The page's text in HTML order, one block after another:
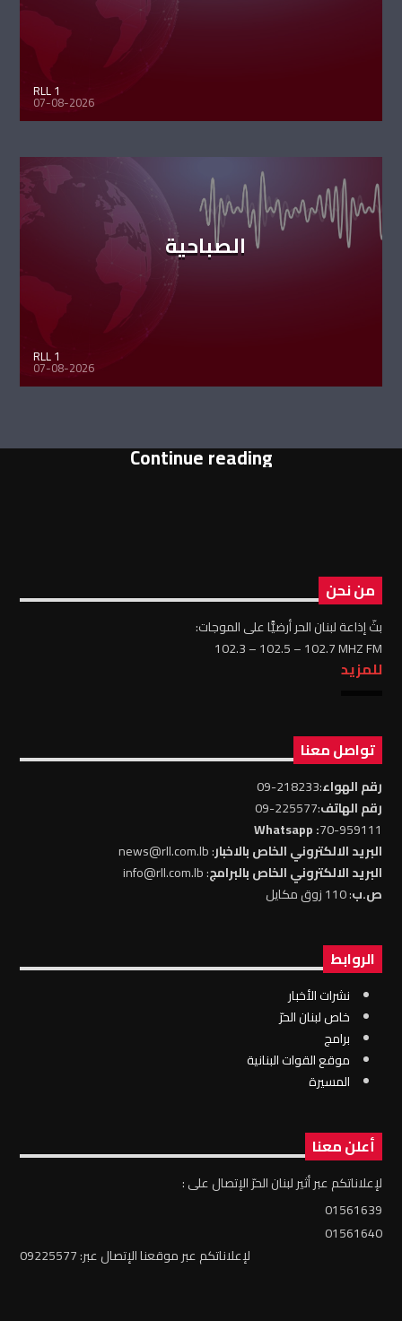
RLL 1
07-08-2026
الصباحية
RLL 1
07-08-2026
Continue reading
من نحن
بثّ إذاعة لبنان الحر أرضيًّا على الموجات:
102.3 – 102.5 – 102.7 MHZ FM
للمزيد
تواصل معنا
رقم الهواء:218233-09
رقم الهاتف:225577-09
70-959111
: Whatsapp
البريد الالكتروني الخاص بالاخبار: news@rll.com.lb
البريد الالكتروني الخاص بالبرامج: info@rll.com.lb
ص.ب: 110 زوق مكايل
الروابط
نشرات الأخبار
خاص لبنان الحرّ
برامج
موقع القوات البنانية
المسيرة
أعلن معنا
لإعلاناتكم عبر أثير لبنان الحرّ الإتصال على :
01561639
01561640
لإعلاناتكم عبر موقعنا الإتصال عبر: 09225577